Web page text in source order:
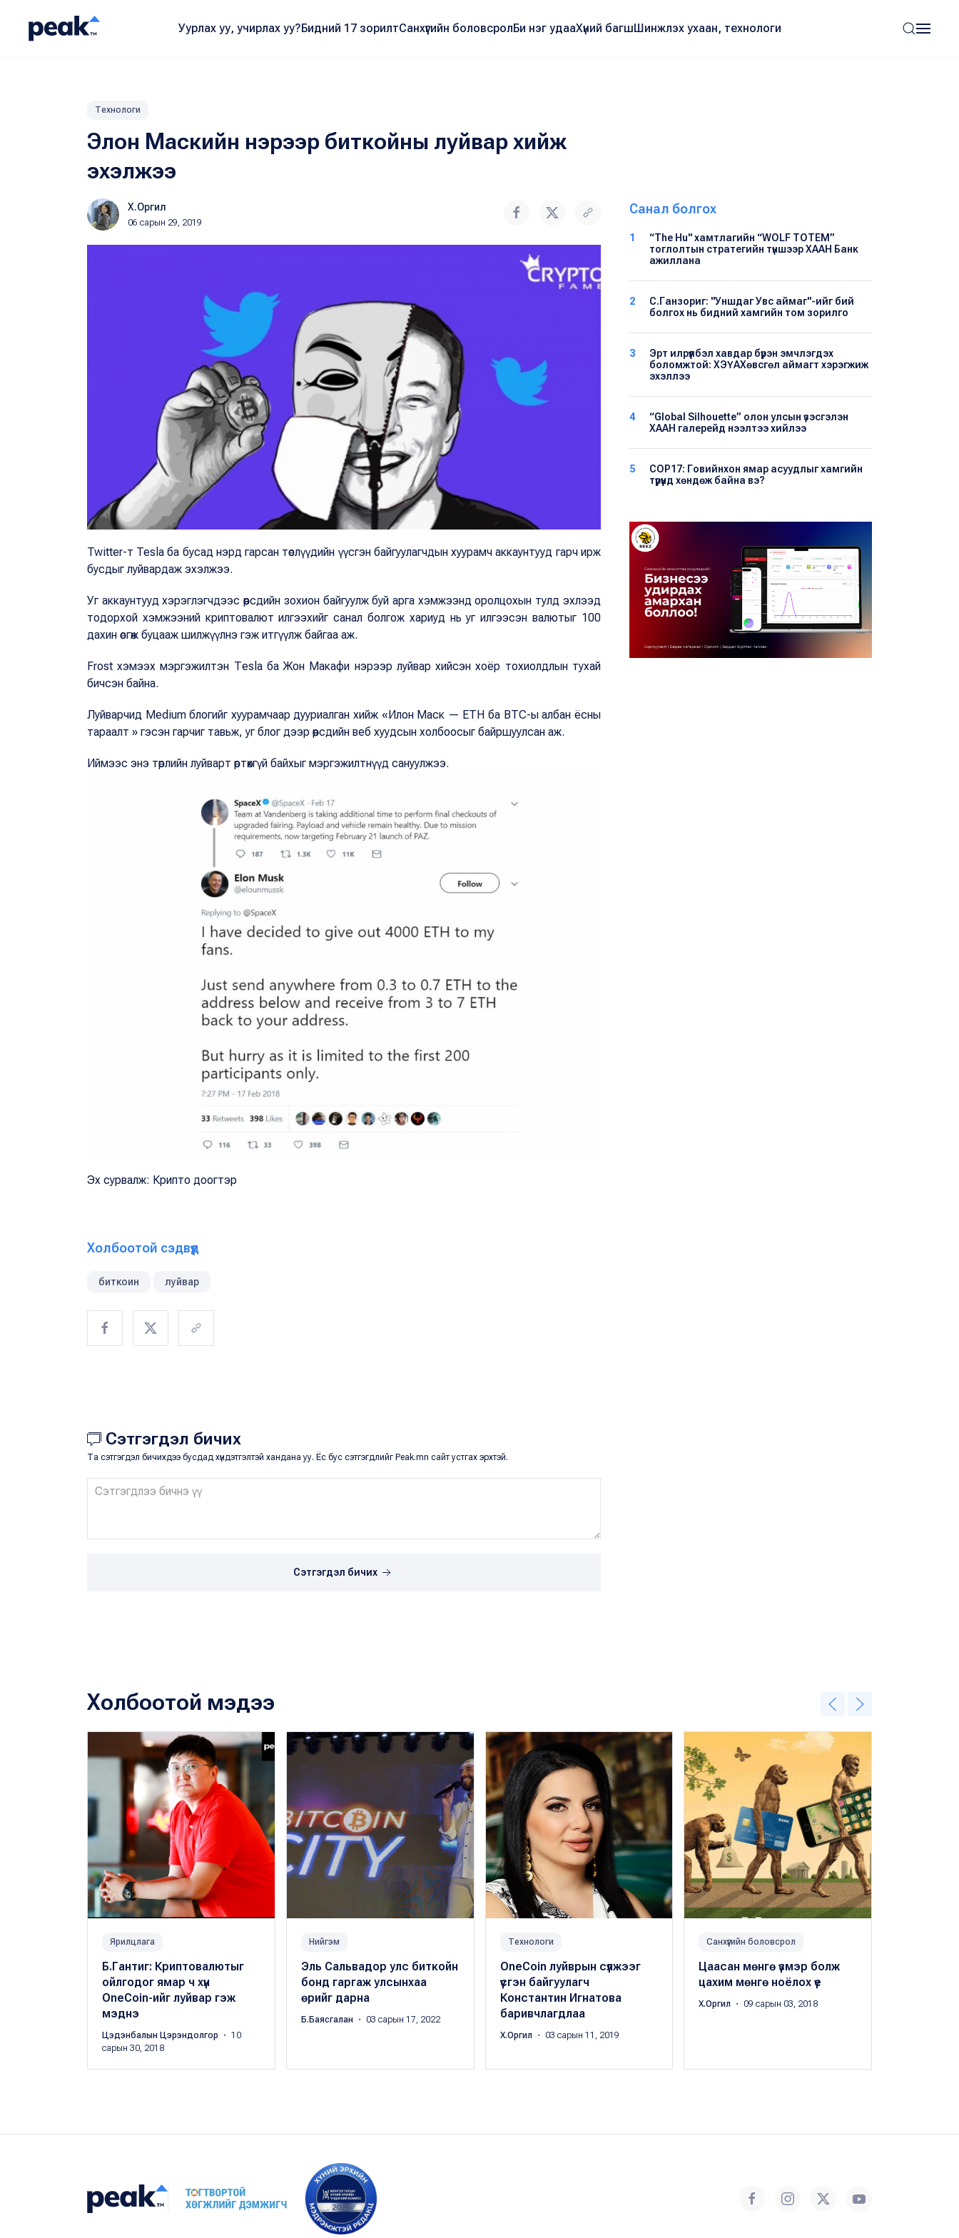
Уурлах уу, учирлах уу?Бидний 17 зорилтСанхүүгийн боловсролБи нэг удааХүний багшШинжлэх ухаан, технологи
Технологи
Элон Маскийн нэрээр биткойны луйвар хийж
эхэлжээ
Х.Оргил
06 сарын 29, 2019
Twitter-т Tesla ба бусад нэрд гарсан төслүүдийн үүсгэн байгуулагчдын хуурамч аккаунтууд гарч ирж
бусдыг луйвардаж эхэлжээ.
Уг аккаунтууд хэрэглэгчдээс өөрсдийн зохион байгуулж буй арга хэмжээнд оролцохын тулд эхлээд
тодорхой хэмжээний криптовалют илгээхийг санал болгож хариуд нь уг илгээсэн валютыг 100
дахин өсгөж буцааж шилжүүлнэ гэж итгүүлж байгаа аж.
Frost хэмээх мэргэжилтэн Тesla ба Жон Макафи нэрээр луйвар хийсэн хоёр тохиолдлын тухай
бичсэн байна.
Луйварчид Medium блогийг хуурамчаар дууриалган хийж «Илон Маск — ETH ба BTC-ы албан ёсны
тараалт » гэсэн гарчиг тавьж, уг блог дээр өөрсдийн веб хуудсын холбоосыг байршуулсан аж.
Иймээс энэ төрлийн луйварт өртөхгүй байхыг мэргэжилтнүүд сануулжээ.
Эх сурвалж: Крипто доогтэр
Холбоотой сэдвүүд
биткоин луйвар
Сэтгэгдэл бичих
Та сэтгэгдэл бичихдээ бусдад хүндэтгэлтэй хандана уу. Ёс бус сэтгэгдлийг Peak.mn сайт устгах эрхтэй.
Сэтгэгдэл бичих
Санал болгох
1
“The Hu" хамтлагийн “WOLF TOTEM”
тоглолтын стратегийн түншээр ХААН Банк
ажиллана
2
С.Ганзориг: "Уншдаг Увс аймаг"-ийг бий
болгох нь бидний хамгийн том зорилго
3
Эрт илрүүлбэл хавдар бүрэн эмчлэгдэх
боломжтой: ХЭҮА​Хөвсгөл аймагт хэрэгжиж
эхэллээ
4
“Global Silhouette” олон улсын үзэсгэлэн
ХААН галерейд нээлтээ хийлээ
5
COP17: Говийнхон ямар асуудлыг хамгийн
түрүүнд хөндөж байна вэ?
Холбоотой мэдээ
Ярилцлага
Б.Гантиг: Криптовалютыг
ойлгодог ямар ч хүн
ОneCoin-ийг луйвар гэж
мэднэ
Цэдэнбалын Цэрэндолгор
・ 10
сарын 30, 2018
Нийгэм
Эль Сальвадор улс биткойн
бонд гаргаж улсынхаа
өрийг дарна
Б.Баясгалан ・ 03 сарын 17, 2022
Технологи
OneCoin луйврын сүлжээг
үүсгэн байгуулагч
Константин Игнатова
баривчлагдлаа
Х.Оргил ・ 03 сарын 11, 2019
Санхүүгийн боловсрол
Цаасан мөнгө үзмэр болж
цахим мөнгө ноёлох үе
Х.Оргил ・ 09 сарын 03, 2018